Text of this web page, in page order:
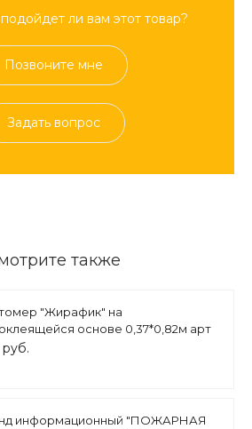
ли вам этот товар?
Позвоните мне
Задать вопрос
также
"Жирафик" на
основе 0,37*0,82м арт
информационный "ПОЖАРНАЯ